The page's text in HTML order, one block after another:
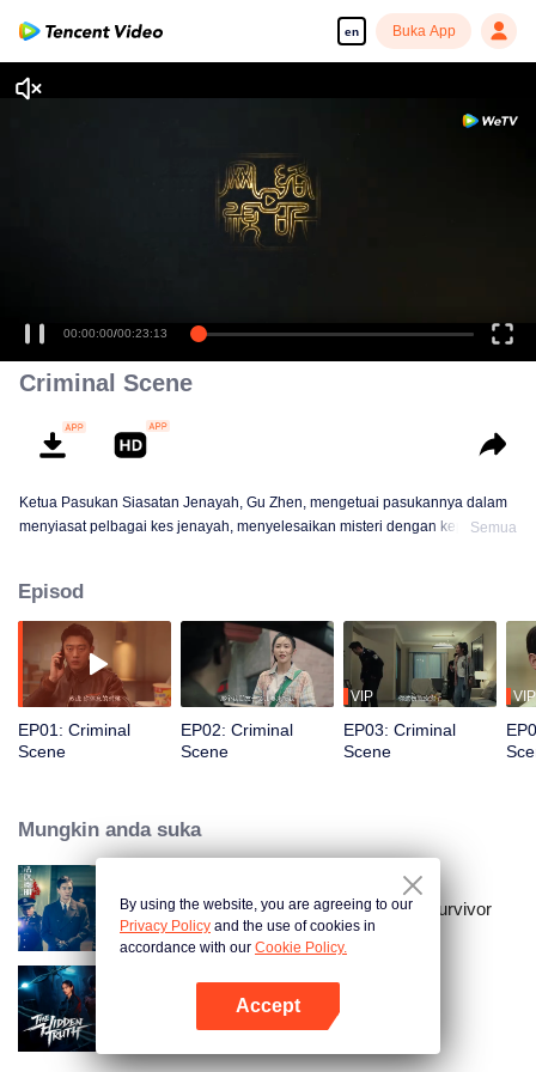
en Buka App
00:00:00/00:23:13
Criminal Scene
Ketua Pasukan Siasatan Jenayah, Gu Zhen, mengetuai pasukannya dalam
menyiasat pelbagai kes jenayah, menyelesaikan misteri dengan kepintaran
kes lama. Demi melindungi rakyat dan orang tersayang, Gu Zhen
berhadapan dengan seorang pendendam yang telah berubah menjadi
gelap. Akhirnya, penjenayah menerima hukuman yang setimpal.
Semua
Episod
EP01: Criminal
Scene
EP02: Criminal
Scene
VIP
EP03: Criminal
Scene
VIP
Mungkin anda suka
Medical Examiner Dr. Qin:The Survivor
The Hidden Truth
By using the website, you are agreeing to our
Privacy Policy and the use of cookies in
accordance with our Cookie Policy.
Accept